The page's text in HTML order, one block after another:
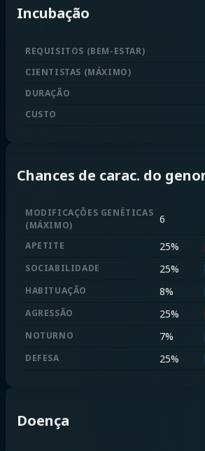
Incubação
REQUISITOS (BEM-ESTAR)
CIENTISTAS (MÁXIMO)
DURAÇÃO
CUSTO
Chances de carac. do
MODIFICAÇÕES GENÉTICAS
(MÁXIMO) 6
APETITE 25%
SOCIABILIDADE
25%
HABITUAÇÃO
8%
AGRESSÃO
25%
NOTURNO
7%
DEFESA
25%
Doença